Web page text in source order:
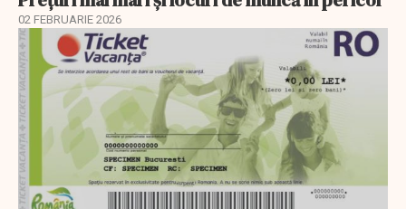
02 FEBRUARIE 2026